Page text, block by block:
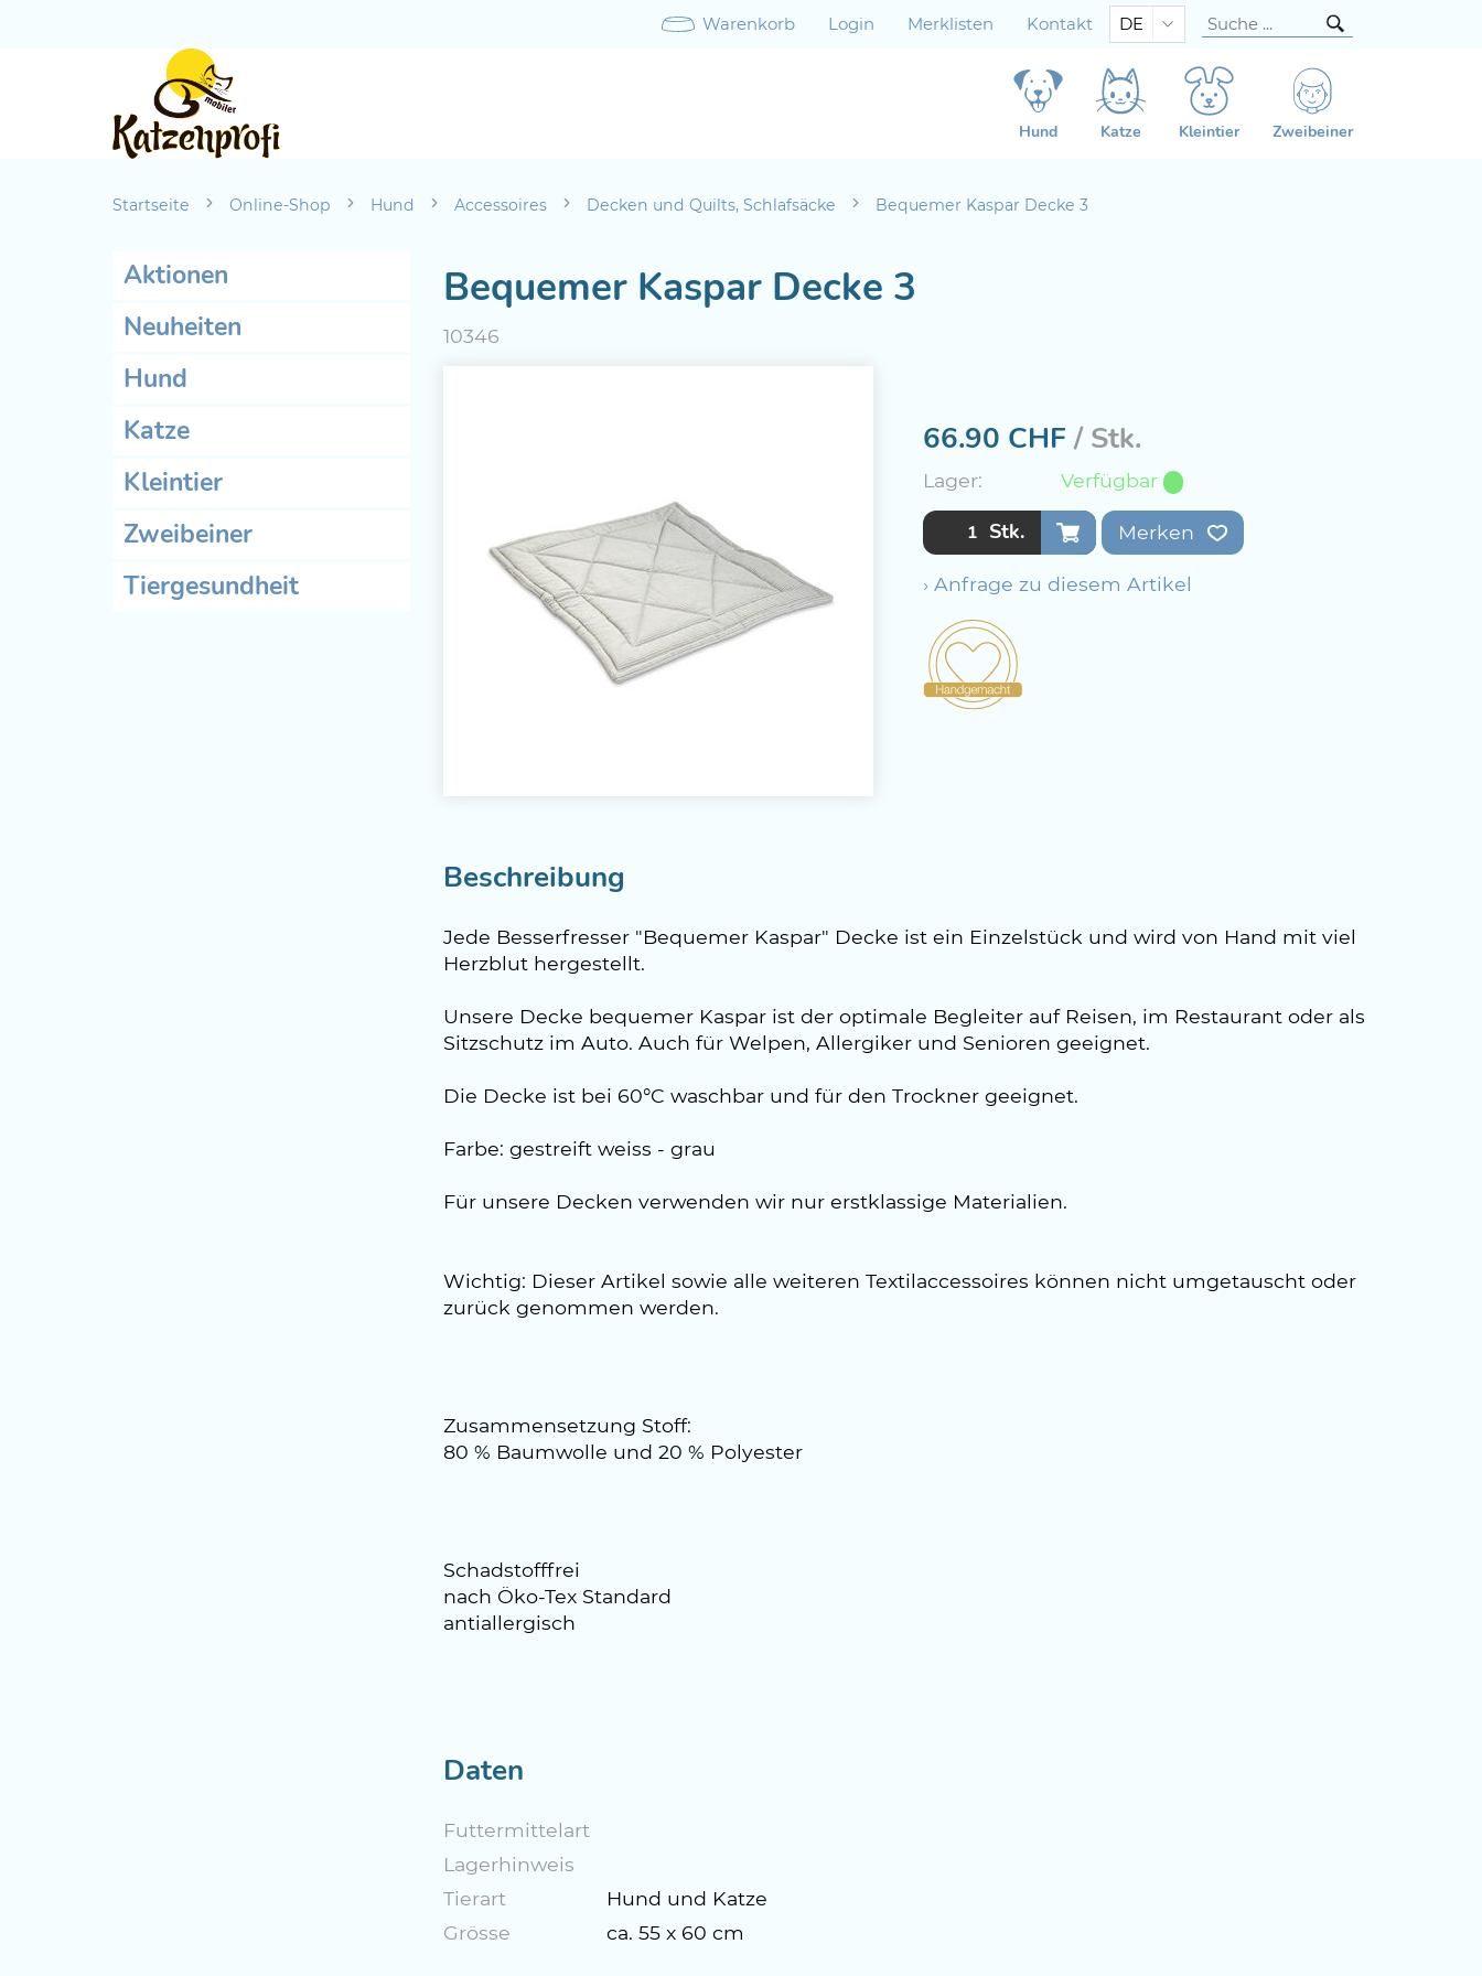
Warenkorb Login Merklisten Kontakt DE
Hund Katze Kleintier Zweibeiner
Startseite Online-Shop Hund Accessoires Decken und Quilts, Schlafsäcke Bequemer Kaspar Decke 3
Aktionen
Neuheiten
Hund
Katze
Kleintier
Zweibeiner
Tiergesundheit
Bequemer Kaspar Decke 3
10346
66.90 CHF/ Stk.
Lager: Verfügbar
Stk. Merken
› Anfrage zu diesem Artikel
Beschreibung
Jede Besserfresser "Bequemer Kaspar" Decke ist ein Einzelstück und wird von Hand mit viel
Herzblut hergestellt.
Unsere Decke bequemer Kaspar ist der optimale Begleiter auf Reisen, im Restaurant oder als
Sitzschutz im Auto. Auch für Welpen, Allergiker und Senioren geeignet.
Die Decke ist bei 60°C waschbar und für den Trockner geeignet.
Farbe: gestreift weiss - grau
Für unsere Decken verwenden wir nur erstklassige Materialien.
Wichtig: Dieser Artikel sowie alle weiteren Textilaccessoires können nicht umgetauscht oder
zurück genommen werden.
Zusammensetzung Stoff:
80 % Baumwolle und 20 % Polyester
Schadstofffrei
nach Öko-Tex Standard
antiallergisch
Daten
Futtermittelart
Lagerhinweis
Tierart
Hund und Katze
Grösse
ca. 55 x 60 cm